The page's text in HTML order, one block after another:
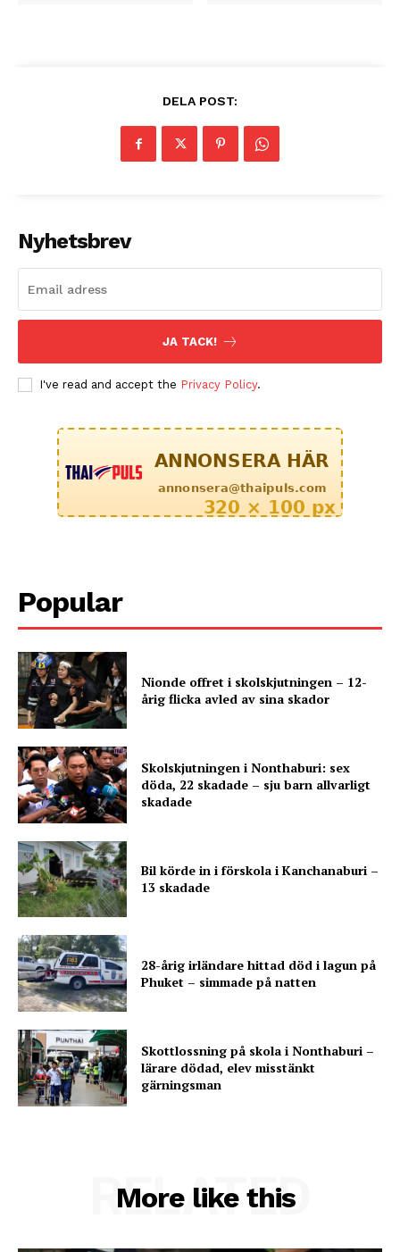
DELA POST:
Nyhetsbrev
JA TACK!
I've read and accept the Privacy Policy.
Popular
Nionde offret i skolskjutningen – 12-
årig flicka avled av sina skador
Skolskjutningen i Nonthaburi: sex
döda, 22 skadade – sju barn allvarligt
skadade
Bil körde in i förskola i Kanchanaburi –
13 skadade
28-årig irländare hittad död i lagun på
Phuket – simmade på natten
Skottlossning på skola i Nonthaburi –
lärare dödad, elev misstänkt
gärningsman
More like this
RELATED